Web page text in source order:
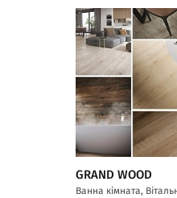
GRAND WOOD
Ванна кімната,